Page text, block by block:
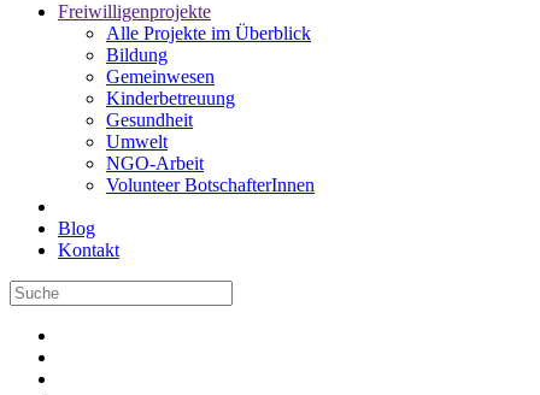
Freiwilligenprojekte
Alle Projekte im Überblick
Bildung
Gemeinwesen
Kinderbetreuung
Gesundheit
Umwelt
NGO-Arbeit
Volunteer BotschafterInnen
Blog
Kontakt